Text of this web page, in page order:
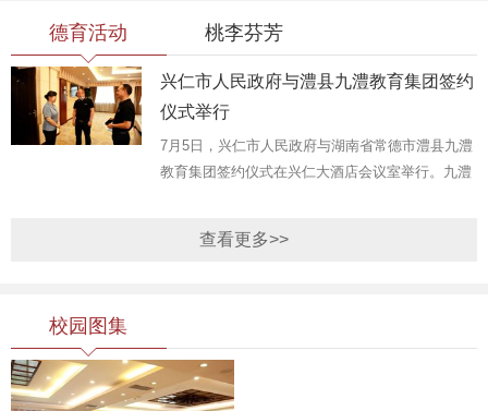
德育活动 桃李芬芳
兴仁市人民政府与澧县九澧教育集团签约
仪式举行
7月5日，兴仁市人民政府与湖南省常德市澧县九澧
教育集团签约仪式在兴仁大酒店会议室举行。九澧
汉清，市政府副市长蔡...
查看更多>>
校园图集